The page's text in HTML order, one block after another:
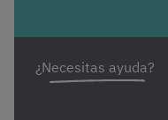
¿Necesitas ayuda?